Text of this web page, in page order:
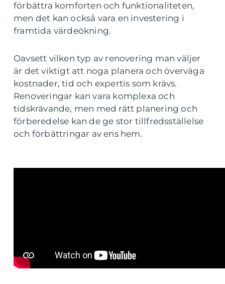
förbättra komforten och funktionaliteten,
men det kan också vara en investering i
framtida värdeökning.
Oavsett vilken typ av renovering man väljer
är det viktigt att noga planera och överväga
kostnader, tid och expertis som krävs.
Renoveringar kan vara komplexa och
tidskrävande, men med rätt planering och
förberedelse kan de ge stor tillfredsställelse
och förbättringar av ens hem.